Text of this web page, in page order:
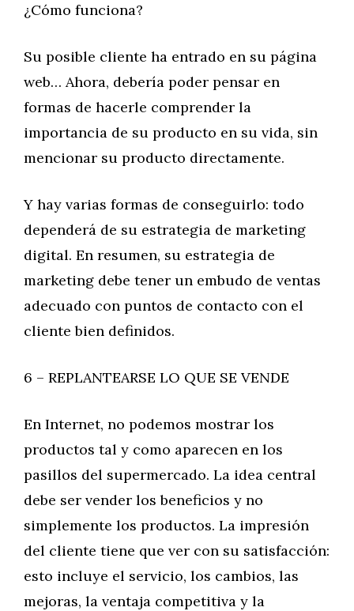
¿Cómo funciona?
Su posible cliente ha entrado en su página
web… Ahora, debería poder pensar en
formas de hacerle comprender la
importancia de su producto en su vida, sin
mencionar su producto directamente.
Y hay varias formas de conseguirlo: todo
dependerá de su estrategia de marketing
digital. En resumen, su estrategia de
marketing debe tener un embudo de ventas
adecuado con puntos de contacto con el
cliente bien definidos.
6 – REPLANTEARSE LO QUE SE VENDE
En Internet, no podemos mostrar los
productos tal y como aparecen en los
pasillos del supermercado. La idea central
debe ser vender los beneficios y no
simplemente los productos. La impresión
del cliente tiene que ver con su satisfacción:
esto incluye el servicio, los cambios, las
mejoras, la ventaja competitiva y la